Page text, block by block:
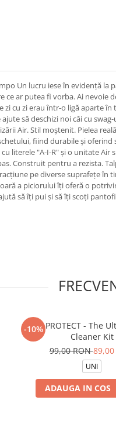
Un lucru iese în evidență la
ce ar putea fi vorba. Ai nevoie
zi cu zi erau într-o ligă aparte în
să deschizi noi căi cu
Air. Stil moștenit. Pielea
fiind durabile și oferind
literele "A-I-R" și o unitate Air
Construit pentru a rezista.
pe diverse suprafețe în
a piciorului îți oferă o
să îți pui și să îți scoți
-10%
CREP PROTECT - The
Cleaner Kit
99,00 RON89,00
UNI
ADAUGA IN COS